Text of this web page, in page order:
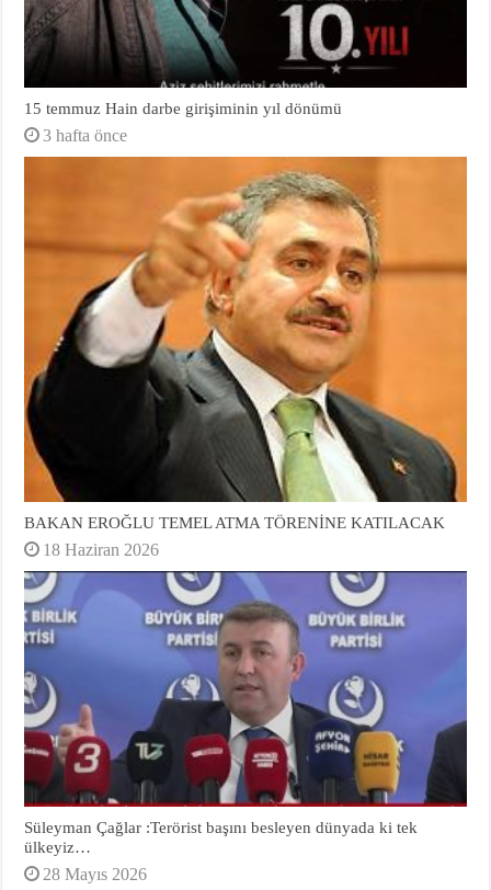
15 temmuz Hain darbe girişiminin yıl dönümü
3 hafta önce
BAKAN EROĞLU TEMEL ATMA TÖRENİNE KATILACAK
18 Haziran 2026
Süleyman Çağlar :Terörist başını besleyen dünyada ki tek
ülkeyiz…
28 Mayıs 2026